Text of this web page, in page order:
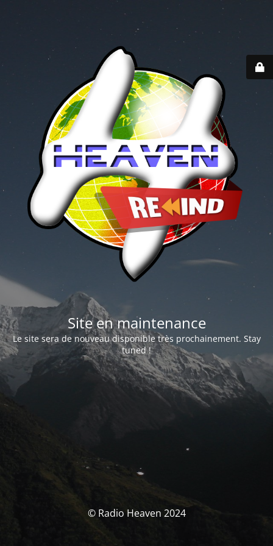
Site en maintenance
Le site sera de nouveau disponible très prochainement. Stay
tuned !
© Radio Heaven 2024